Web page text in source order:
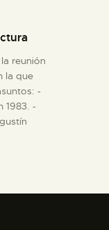
reunión
la que
-
1983. -